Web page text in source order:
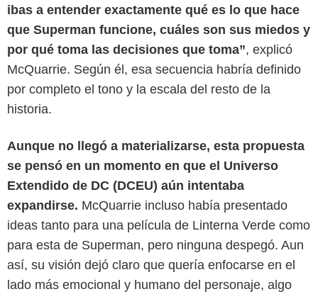
ibas a entender exactamente qué es lo que hace
que Superman funcione, cuáles son sus miedos y
por qué toma las decisiones que toma”, explicó
McQuarrie. Según él, esa secuencia habría definido
por completo el tono y la escala del resto de la
historia.
Aunque no llegó a materializarse, esta propuesta
se pensó en un momento en que el Universo
Extendido de DC (DCEU) aún intentaba
expandirse. McQuarrie incluso había presentado
ideas tanto para una película de Linterna Verde como
para esta de Superman, pero ninguna despegó. Aun
así, su visión dejó claro que quería enfocarse en el
lado más emocional y humano del personaje, algo